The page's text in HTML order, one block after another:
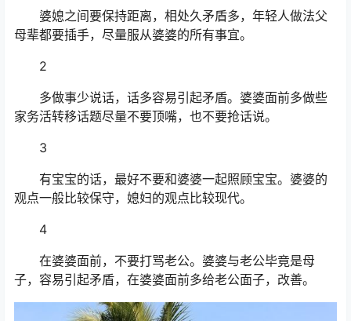
婆媳之间要保持距离，相处久矛盾多，年轻人做法父
母辈都要插手，尽量服从婆婆的所有事宜。
2
多做事少说话，话多容易引起矛盾。婆婆面前多做些
家务活转移话题尽量不要顶嘴，也不要抢话说。
3
有宝宝的话，最好不要和婆婆一起照顾宝宝。婆婆的
观点一般比较保守，媳妇的观点比较现代。
4
在婆婆面前，不要打骂老公。婆婆与老公毕竟是母
子，容易引起矛盾，在婆婆面前多给老公面子，改善。